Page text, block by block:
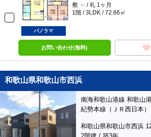
敷 － / 礼 1ヶ月
1階 / 3LDK / 72.66㎡
パノラマ
お問い合わせ(無料)
和歌山県和歌山市西浜
南海和歌山港線 和歌山
紀勢本線（ＪＲ西日本
和歌山県和歌山市西浜